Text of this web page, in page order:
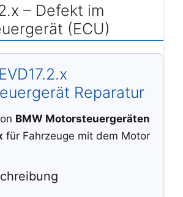
– Defekt im
(ECU)
Reparatur
BMW Motorsteuergeräten
für Fahrzeuge mit dem Motor